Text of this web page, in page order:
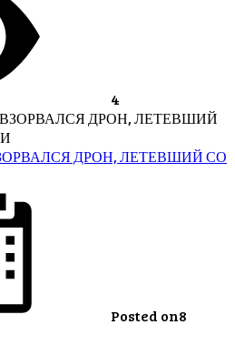
4
ДРОН, ЛЕТЕВШИЙ СО
Posted on8